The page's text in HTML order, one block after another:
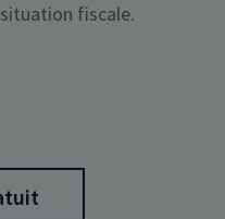
fiscale.